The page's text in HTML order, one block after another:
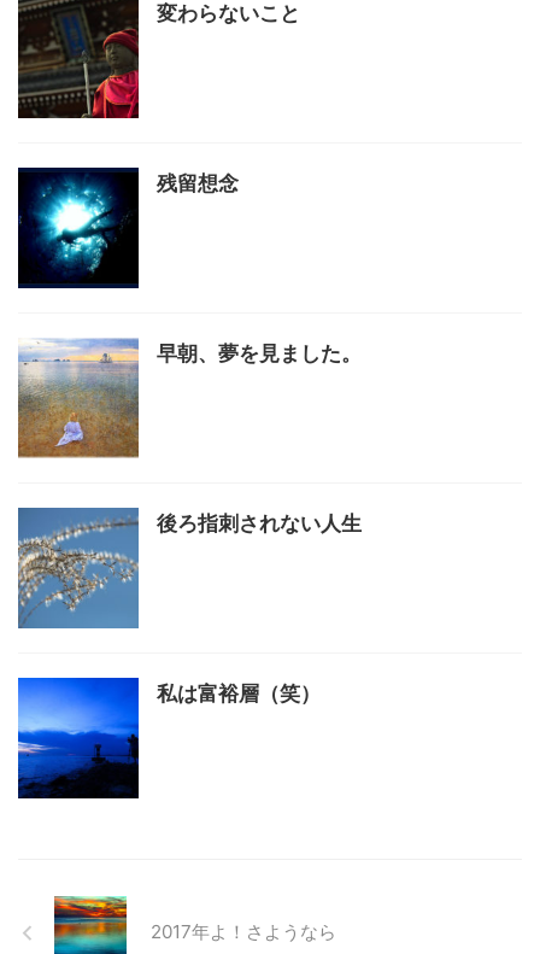
変わらないこと
残留想念
早朝、夢を見ました。
後ろ指刺されない人生
私は富裕層（笑）
2017年よ！さようなら